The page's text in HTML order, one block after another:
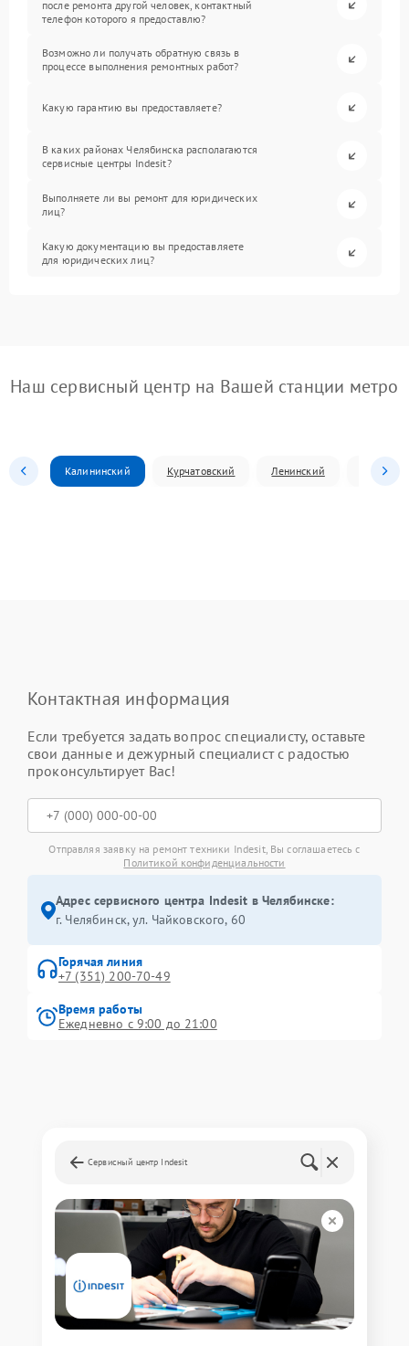
после ремонта другой человек, контактный
телефон которого я предоставлю?
Возможно ли получать обратную связь в
процессе выполнения ремонтных работ?
Какую гарантию вы предоставляете?
В каких районах Челябинска располагаются
сервисные центры Indesit?
Выполняете ли вы ремонт для юридических
лиц?
Какую документацию вы предоставляете
для юридических лиц?
Наш сервисный центр на Вашей станции метро
Калининский Курчатовский Ленинский
Контактная информация
Если требуется задать вопрос специалисту, оставьте
свои данные и дежурный специалист с радостью
проконсультирует Вас!
Отправляя заявку на ремонт техники Indesit, Вы соглашаетесь с
Политикой конфиденциальности
Адрес сервисного центра Indesit в Челябинске:
г. Челябинск, ул. Чайковского, 60
Горячая линия
+7 (351) 200-70-49
Время работы
Ежедневно с 9:00 до 21:00
Сервисный центр Indesit